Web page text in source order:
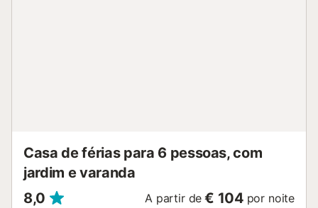
Casa de férias para 6 pessoas, com
jardim e varanda
8,0
A partir de € 104 por noite